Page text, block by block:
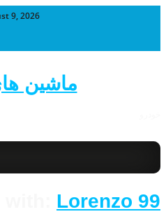
9, 2026
ماشین
Lorenzo 99”